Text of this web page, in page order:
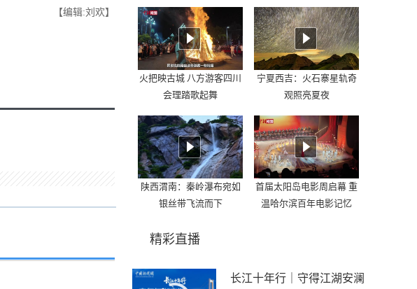
【编辑:刘欢】
火把映古城 八方游客四川
会理踏歌起舞
宁夏西吉：火石寨星轨奇
观照亮夏夜
陕西渭南：秦岭瀑布宛如
银丝带飞流而下
首届太阳岛电影周启幕 重
温哈尔滨百年电影记忆
精彩直播
长江十年行｜守得江湖安澜